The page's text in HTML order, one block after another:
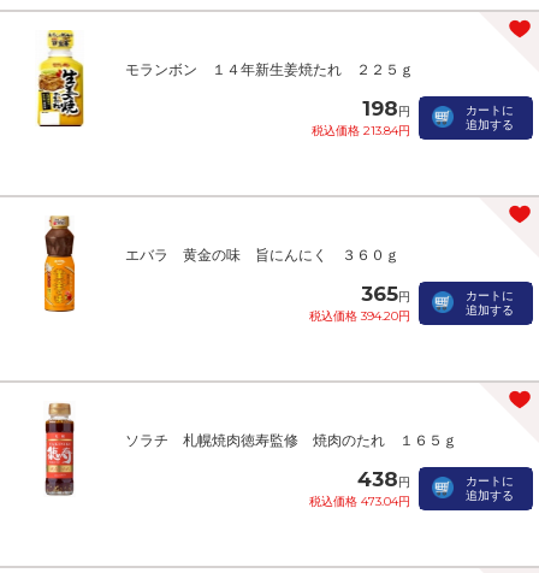
モランボン １４年新生姜焼たれ ２２５ｇ
198円
税込価格 213.84円
カートに
追加する
エバラ 黄金の味 旨にんにく ３６０ｇ
365円
税込価格 394.20円
カートに
追加する
ソラチ 札幌焼肉徳寿監修 焼肉のたれ １６５ｇ
438円
税込価格 473.04円
カートに
追加する